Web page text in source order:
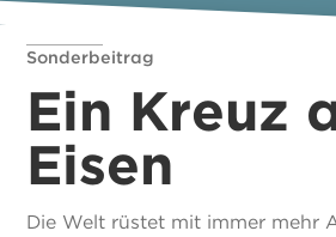
Sonderbeitrag
Ein Kreuz
Eisen
Die Welt rüstet mit immer mehr